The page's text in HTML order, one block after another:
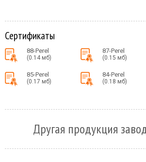
Сертификаты
88-Perel
(0.14 мб)
87-Perel
(0.15 мб)
85-Perel
(0.17 мб)
84-Perel
(0.18 мб)
Другая продукция